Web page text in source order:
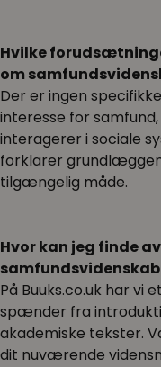
Hvilke
om
Der er ingen
interesse for
interagerer i sociale
forklarer
tilgængelig måde.
Hvor kan jeg finde
På Buuks.co.uk har vi
spænder fra
akademiske tekster.
dit nuværende